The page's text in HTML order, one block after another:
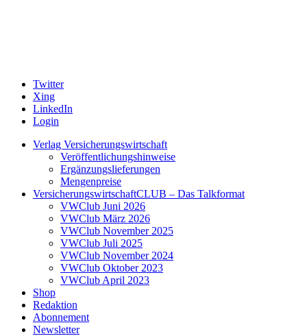
Twitter
Xing
LinkedIn
Login
Verlag Versicherungswirtschaft
Veröffentlichungshinweise
Ergänzungslieferungen
Mengenpreise
VersicherungswirtschaftCLUB – Das Talkformat
VWClub Juni 2026
VWClub März 2026
VWClub November 2025
VWClub Juli 2025
VWClub November 2024
VWClub Oktober 2023
VWClub April 2023
Shop
Redaktion
Abonnement
Newsletter